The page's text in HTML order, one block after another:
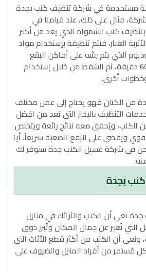
مستخدمة في شركة تنظيف كنب بجدة
مثال على ذلك، عند قيامنا في
كنب الشمواه الذي يعد من أكثر
الغبار، فيتم تنظيفة بإستخدام مواد
الذي يتم رشه على أماكن البقع
وتركه من 20 إلى 60 دقيقة، ثم الشفط من خلال إستخدام
أخرى.
من الكتان فهو يحتاج إلى عمل مختلف
التنظيف بالبخار التي تعد من افضل
الكنب، ويُحقق معه نتائج رائعة ويتخلص
ويقضي على البقع الصعبة سريعاً. أيا
في شركة غسيل الكنب جدة سنوفر لك
بجدة
نعي أن الكنب والأرائك في منازل
التي تُعبر عن جمال المكان وتُبرز ذوق
ونعي أن الكنب من أكثر قطع الأثاث التي
مُستمر من أفراد المنزل والضيوف على